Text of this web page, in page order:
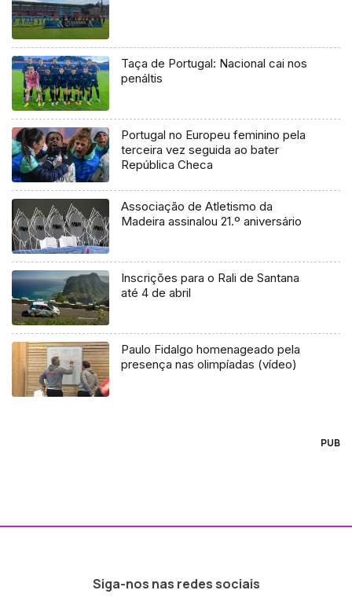
Taça de Portugal: Nacional cai nos
penáltis
Portugal no Europeu feminino pela
terceira vez seguida ao bater
República Checa
Associação de Atletismo da
Madeira assinalou 21.º aniversário
Inscrições para o Rali de Santana
até 4 de abril
Paulo Fidalgo homenageado pela
presença nas olimpíadas (vídeo)
PUB
Siga-nos nas redes sociais